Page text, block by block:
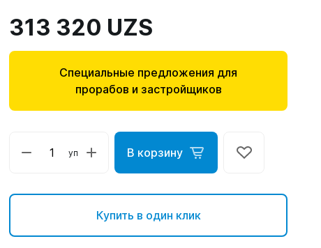
313 320 UZS
Специальные предложения для
прорабов и застройщиков
уп В корзину
Купить в один клик